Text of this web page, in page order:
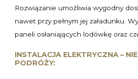
Rozwiązanie umożliwia wygodny
nawet przy pełnym jej załadunku.
paneli osłaniających lodówkę oraz
INSTALACJA ELEKTRYCZNA –
PODRÓŻY: